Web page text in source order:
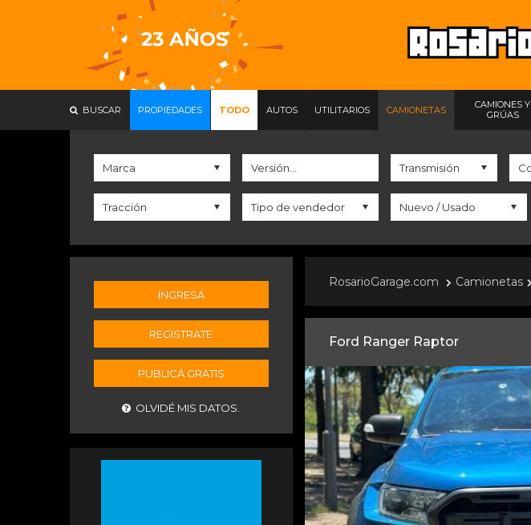
BUSCAR PROPIEDADES TODO AUTOS UTILITARIOS CAMIONETAS
CAMIONES Y
GRÚAS
INGRESÁ
REGISTRATE
PUBLICÁ GRATIS
OLVIDÉ MIS DATOS.
RosarioGarage.com Camionetas
Ford Ranger Raptor